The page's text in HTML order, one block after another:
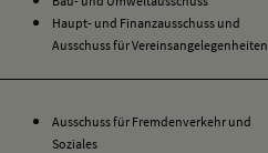
Haupt- und Finanzausschuss und
Ausschuss für Vereinsangelegenheiten
Ausschuss für Fremdenverkehr und
Soziales